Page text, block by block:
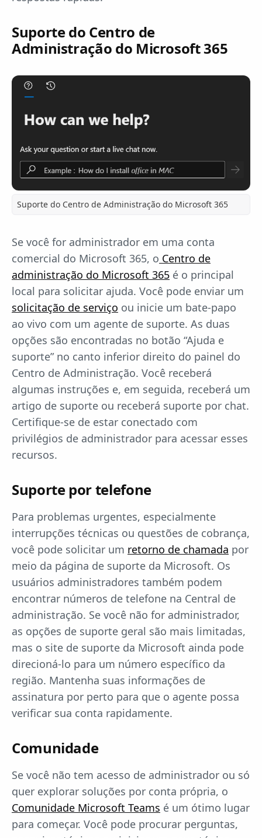
Suporte do Centro de
Administração do Microsoft 365
Suporte do Centro de Administração do Microsoft 365
Se você for administrador em uma conta
comercial do Microsoft 365, o Centro de
administração do Microsoft 365 é o principal
local para solicitar ajuda. Você pode enviar um
solicitação de serviço ou inicie um bate-papo
ao vivo com um agente de suporte. As duas
opções são encontradas no botão “Ajuda e
suporte” no canto inferior direito do painel do
Centro de Administração. Você receberá
algumas instruções e, em seguida, receberá um
artigo de suporte ou receberá suporte por chat.
Certifique-se de estar conectado com
privilégios de administrador para acessar esses
recursos.
Suporte por telefone
Para problemas urgentes, especialmente
interrupções técnicas ou questões de cobrança,
você pode solicitar um retorno de chamada por
meio da página de suporte da Microsoft. Os
usuários administradores também podem
encontrar números de telefone na Central de
administração. Se você não for administrador,
as opções de suporte geral são mais limitadas,
mas o site de suporte da Microsoft ainda pode
direcioná-lo para um número específico da
região. Mantenha suas informações de
assinatura por perto para que o agente possa
verificar sua conta rapidamente.
Comunidade
Se você não tem acesso de administrador ou só
quer explorar soluções por conta própria, o
Comunidade Microsoft Teams é um ótimo lugar
para começar. Você pode procurar perguntas,